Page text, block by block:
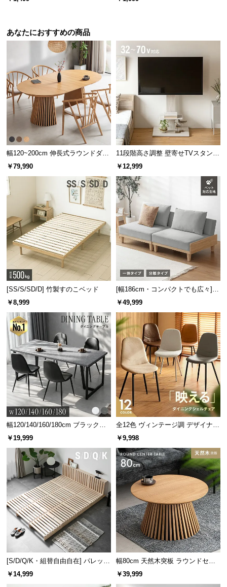
あなたにおすすめの商品
幅120~200cm 伸長式ラウンドダイ
ニングテーブル 6人掛け 天然木突
￥79,990
11段階高さ調整 壁寄せTVスタンド
キャスター付き 上下左右角度調節
￥12,999
[SS/S/SD/D] 竹製すのこベッド
￥8,999
[幅186cm・コンパクトでも広々] 3
人掛けソファベッド リクライニン
￥49,999
幅120/140/160/180cm ブラックフ
レーム ダイニング 大理石調 4人掛
￥19,999
全12色 ヴィンテージ調 デザイナー
ズシェルチェア
￥9,998
[S/D/Q/K・組替自由自在] パレット
ベッド 8/12/16枚セット
￥14,999
幅80cm 天然木突板 ラウンドセン
ターテーブル 美しい格子デザイン
￥39,999